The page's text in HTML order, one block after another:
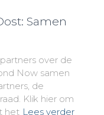
Samen
over de
Now samen
de
Klik hier om
het Lees verder